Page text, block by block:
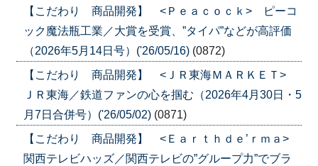
【こだわり 商品開発】 <Ｐｅａｃｏｃｋ> ピーコ
ック魔法瓶工業／大賞を受賞、”タイパ”などが高評価
（2026年5月14日号）('26/05/16) (0872)
【こだわり 商品開発】 <ＪＲ東海ＭＡＲＫＥＴ>
ＪＲ東海／鉄道ファンの心を掴む（2026年4月30日・5
月7日合併号）('26/05/02) (0871)
【こだわり 商品開発】 <Ｅａｒｔｈｄｅ’ｒｍａ>
関西テレビハッズ／関西テレビの”グループ力”でブラ